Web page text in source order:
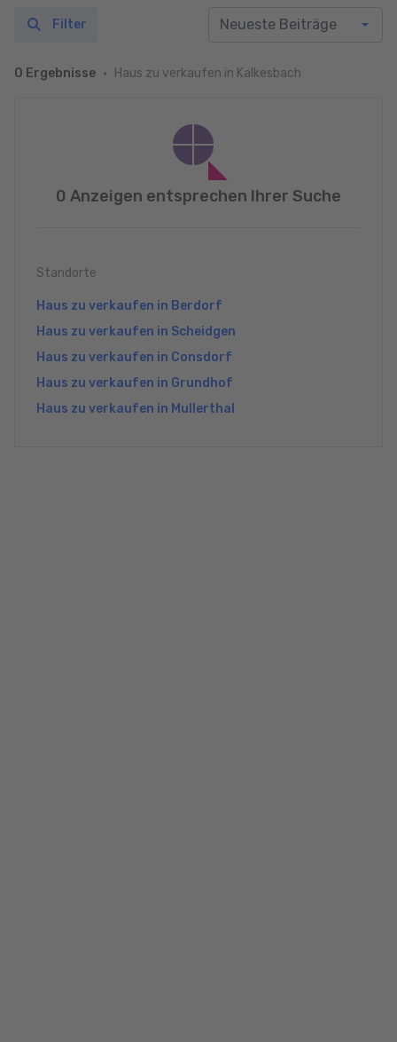
0 Ergebnisse Haus zu verkaufen in Kalkesbach
Filter
0 Anzeigen entsprechen Ihrer Suche
Standorte
Haus zu verkaufen in Berdorf
Haus zu verkaufen in Scheidgen
Haus zu verkaufen in Consdorf
Haus zu verkaufen in Grundhof
Haus zu verkaufen in Mullerthal